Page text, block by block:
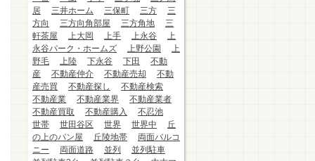
居
三井ホーム 三保町 三方
三
方向
三方向角部屋 三方角地
三
軒茶屋
上大岡 上手 上永谷
上
永谷パーク・ホームズ
上野公園
上
野毛
上陸 下永谷 下田
不動
産
不動産仲介 不動産売却
不動
産売買
不動産探し
不動産検索
不動産業
不動産業界
不動産業者
不動産買取
不動産購入
不忍池
世帯
世田谷区 世界 世界中
丘
の上のパン屋
丘陵地帯
両面バルコ
ニー
両面道路 並列
並列駐車